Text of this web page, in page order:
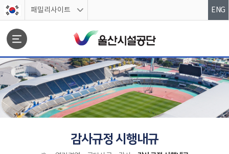
스킵네비게이션
패밀리사이트 ENG
감사규정 시행내규